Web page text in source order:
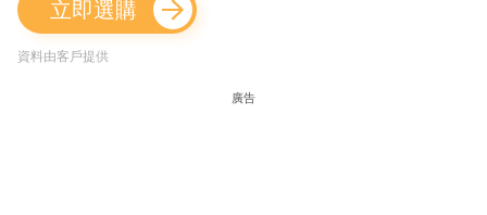
立即選購
資料由客戶提供
廣告